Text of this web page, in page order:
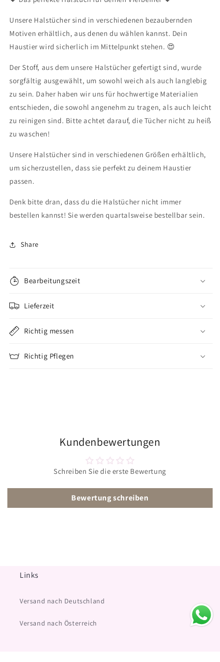
Unsere Halstücher sind in verschiedenen bezaubernden
Motiven erhältlich, aus denen du wählen kannst. Dein
Haustier wird sicherlich im Mittelpunkt stehen. 😍
Der Stoff, aus dem unsere Halstücher gefertigt sind, wurde
sorgfältig ausgewählt, um sowohl weich als auch langlebig
zu sein. Daher haben wir uns für hochwertige Materialien
entschieden, die sowohl angenehm zu tragen, als auch leicht
zu reinigen sind. Bitte achtet darauf, die Tücher nicht zu heiß
zu waschen!
Unsere Halstücher sind in verschiedenen Größen erhältlich,
um sicherzustellen, dass sie perfekt zu deinem Haustier
passen.
Denk bitte dran, dass du die Halstücher nicht immer
bestellen kannst! Sie werden quartalsweise bestellbar sein.
Share
Bearbeitungszeit
Lieferzeit
Richtig messen
Richtig Pflegen
Kundenbewertungen
Schreiben Sie die erste Bewertung
Bewertung schreiben
Links
Versand nach Deutschland
Versand nach Österreich